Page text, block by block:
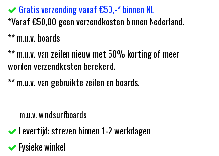
Gratis verzending vanaf €50,-* binnen NL
*Vanaf €50,00 geen verzendkosten binnen Nederland.
** m.u.v. boards
** m.u.v. van zeilen nieuw met 50% korting of meer
worden verzendkosten berekend.
** m.u.v. van gebruikte zeilen en boards.
m.u.v. windsurfboards
Levertijd: streven binnen 1-2 werkdagen
Fysieke winkel